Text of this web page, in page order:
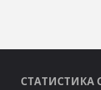
СТАТИСТИКА